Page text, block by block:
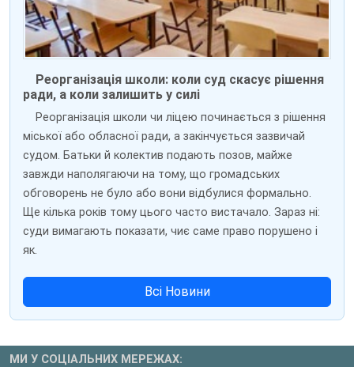
Реорганізація школи: коли суд скасує рішення
ради, а коли залишить у силі
Реорганізація школи чи ліцею починається з рішення
міської або обласної ради, а закінчується зазвичай
судом. Батьки й колектив подають позов, майже
завжди наполягаючи на тому, що громадських
обговорень не було або вони відбулися формально.
Ще кілька років тому цього часто вистачало. Зараз ні:
суди вимагають показати, чиє саме право порушено і
як.
Всі Новини
МИ У СОЦІАЛЬНИХ МЕРЕЖАХ: